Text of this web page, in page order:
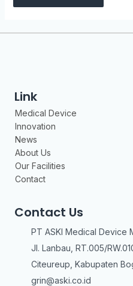
Link
Medical Device
Innovation
News
About Us
Our Facilities
Contact
Contact Us
PT ASKI Medical Device
Jl. Lanbau, RT.005/
Citeureup, Kabupaten
grin@aski.co.id